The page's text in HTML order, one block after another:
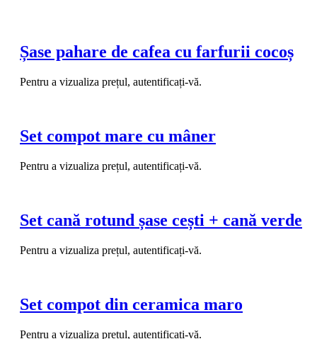
Șase pahare de cafea cu farfurii cocoș
Pentru a vizualiza prețul, autentificați-vă.
Set compot mare cu mâner
Pentru a vizualiza prețul, autentificați-vă.
Set cană rotund șase cești + cană verde
Pentru a vizualiza prețul, autentificați-vă.
Set compot din ceramica maro
Pentru a vizualiza prețul, autentificați-vă.